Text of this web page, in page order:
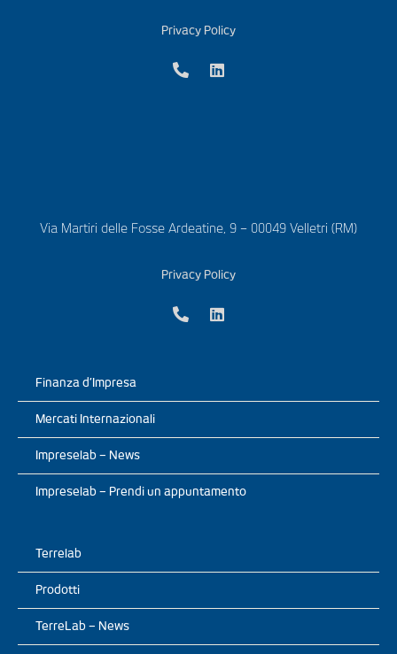
Privacy Policy
Via Martiri delle Fosse Ardeatine, 9 – 00049 Velletri (RM)
Privacy Policy
Finanza d’Impresa
Mercati Internazionali
Impreselab – News
Impreselab – Prendi un appuntamento
Terrelab
Prodotti
TerreLab – News